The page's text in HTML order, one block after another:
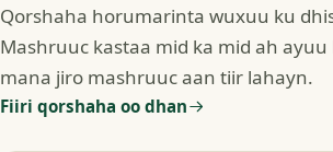
Qorshaha horumarinta wuxuu ku
Mashruuc kastaa mid ka mid ah
mana jiro mashruuc aan tiir lahayn.
Fiiri qorshaha oo dhan